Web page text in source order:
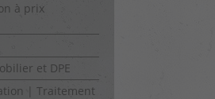
à prix
et DPE
| Traitement